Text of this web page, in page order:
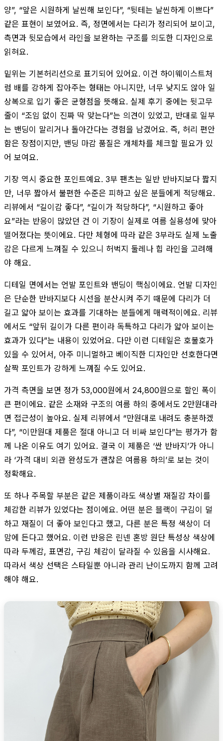
양”, “앞은 시원하게 날씬해 보인다”, “뒷테는 날씬하게 이쁘다”
같은 표현이 보였어요. 즉, 정면에서는 다리가 정리되어 보이고,
측면과 뒷모습에서 라인을 보완하는 구조를 의도한 디자인으로
읽혀요.
밑위는 기본허리선으로 표기되어 있어요. 이건 하이웨이스트처
럼 배를 강하게 잡아주는 형태는 아니지만, 너무 낮지도 않아 일
상복으로 입기 좋은 균형점을 뜻해요. 실제 후기 중에는 뒷고무
줄이 “조임 없이 진짜 딱 맞는다”는 의견이 있었고, 반대로 일부
는 밴딩이 말리거나 돌아간다는 경험을 남겼어요. 즉, 허리 편안
함은 장점이지만, 밴딩 마감 품질은 개체차를 체크할 필요가 있
어 보여요.
기장 역시 중요한 포인트예요. 3부 팬츠는 일반 반바지보다 짧지
만, 너무 짧아서 불편한 수준은 피하고 싶은 분들에게 적당해요.
리뷰에서 “길이감 좋다”, “길이가 적당하다”, “시원하고 좋아
요”라는 반응이 많았던 건 이 기장이 실제로 여름 실용성에 맞아
떨어졌다는 뜻이에요. 다만 체형에 따라 같은 3부라도 실제 노출
감은 다르게 느껴질 수 있으니 허벅지 둘레나 힙 라인을 고려해
야 해요.
디테일 면에서는 언발 포인트와 밴딩이 핵심이에요. 언발 디자인
은 단순한 반바지보다 시선을 분산시켜 주기 때문에 다리가 더
길고 얇아 보이는 효과를 기대하는 분들에게 매력적이에요. 리뷰
에서도 “앞뒤 길이가 다른 편이라 독특하고 다리가 얇아 보이는
효과가 있다”는 내용이 있었어요. 다만 이런 디테일은 호불호가
있을 수 있어서, 아주 미니멀하고 베이직한 디자인만 선호한다면
살짝 포인트가 강하게 느껴질 수도 있어요.
가격 측면을 보면 정가 53,000원에서 24,800원으로 할인 폭이
큰 편이에요. 같은 소재와 구조의 여름 하의 중에서도 2만원대라
면 접근성이 높아요. 실제 리뷰에서 “만원대로 내려도 충분하겠
다”, “이만원대 제품은 절대 아니고 더 비싸 보인다”는 평가가 함
께 나온 이유도 여기 있어요. 결국 이 제품은 ‘싼 반바지’가 아니
라 ‘가격 대비 외관 완성도가 괜찮은 여름용 하의’로 보는 것이
정확해요.
또 하나 주목할 부분은 같은 제품이라도 색상별 재질감 차이를
체감한 리뷰가 있었다는 점이에요. 어떤 분은 블랙이 구김이 덜
하고 재질이 더 좋아 보인다고 했고, 다른 분은 특정 색상이 더
맘에 든다고 했어요. 이런 반응은 린넨 혼방 원단 특성상 색상에
따라 두께감, 표면감, 구김 체감이 달라질 수 있음을 시사해요.
따라서 색상 선택은 스타일뿐 아니라 관리 난이도까지 함께 고려
해야 해요.